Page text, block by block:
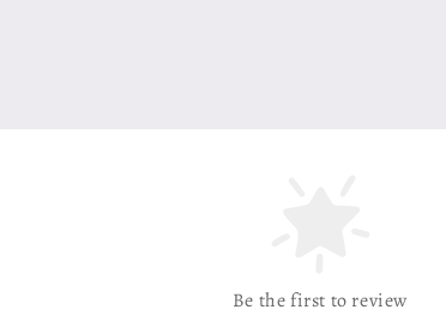
Be the first to review